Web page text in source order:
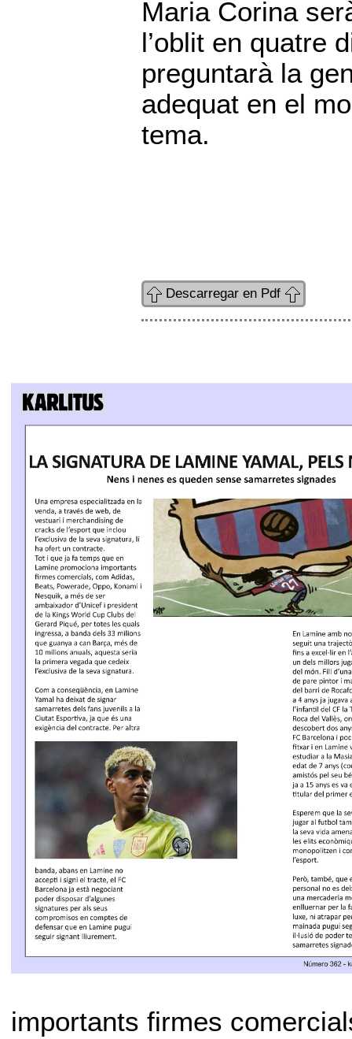
Maria Corina
l’oblit en quatre
preguntarà la
adequat en el
tema.
Descarregar en Pdf
importants firmes